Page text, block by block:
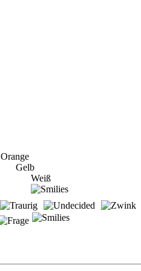
Orange
Gelb
Weiß